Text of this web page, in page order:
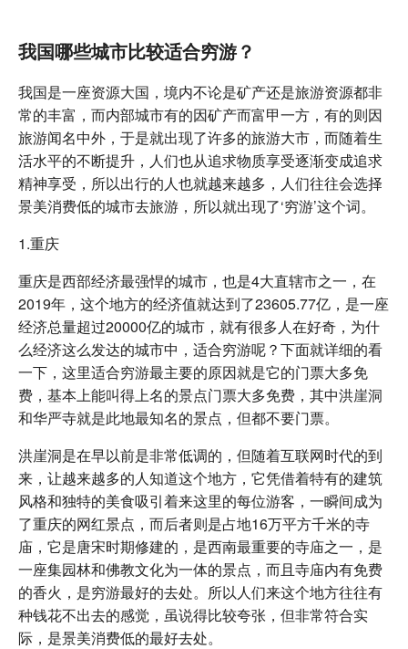
我国哪些城市比较适合穷游？
我国是一座资源大国，境内不论是矿产还是旅游资源都非
常的丰富，而内部城市有的因矿产而富甲一方，有的则因
旅游闻名中外，于是就出现了许多的旅游大市，而随着生
活水平的不断提升，人们也从追求物质享受逐渐变成追求
精神享受，所以出行的人也就越来越多，人们往往会选择
景美消费低的城市去旅游，所以就出现了‘穷游’这个词。
1.重庆
重庆是西部经济最强悍的城市，也是4大直辖市之一，在
2019年，这个地方的经济值就达到了23605.77亿，是一座
经济总量超过20000亿的城市，就有很多人在好奇，为什
么经济这么发达的城市中，适合穷游呢？下面就详细的看
一下，这里适合穷游最主要的原因就是它的门票大多免
费，基本上能叫得上名的景点门票大多免费，其中洪崖洞
和华严寺就是此地最知名的景点，但都不要门票。
洪崖洞是在早以前是非常低调的，但随着互联网时代的到
来，让越来越多的人知道这个地方，它凭借着特有的建筑
风格和独特的美食吸引着来这里的每位游客，一瞬间成为
了重庆的网红景点，而后者则是占地16万平方千米的寺
庙，它是唐宋时期修建的，是西南最重要的寺庙之一，是
一座集园林和佛教文化为一体的景点，而且寺庙内有免费
的香火，是穷游最好的去处。所以人们来这个地方往往有
种钱花不出去的感觉，虽说得比较夸张，但非常符合实
际，是景美消费低的最好去处。